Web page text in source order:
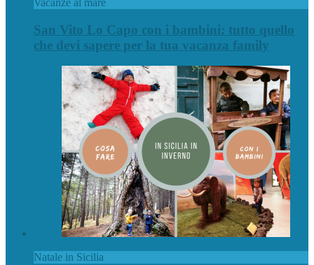
Vacanze al mare
San Vito Lo Capo con i bambini: tutto quello
che devi sapere per la tua vacanza family
Natale in Sicilia